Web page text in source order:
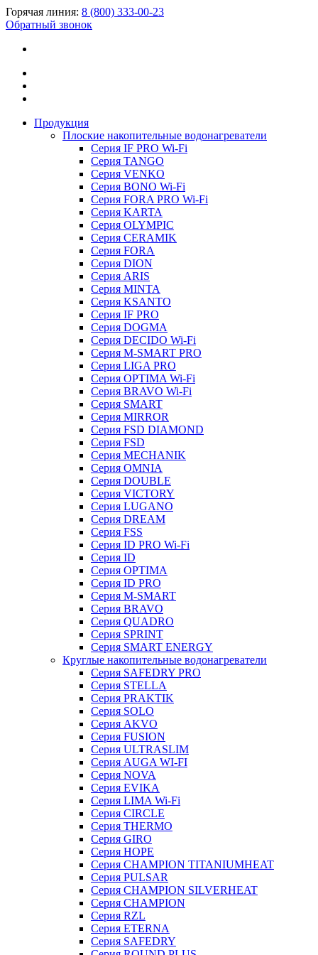
Горячая линия: 8 (800) 333-00-23
Обратный звонок
Продукция
Плоские накопительные водонагреватели
Серия IF PRO Wi-Fi
Серия TANGO
Серия VENKO
Серия BONO Wi-Fi
Серия FORA PRO Wi-Fi
Серия KARTA
Серия OLYMPIC
Серия CERAMIK
Серия FORA
Серия DION
Серия ARIS
Серия MINTA
Серия KSANTO
Серия IF PRO
Серия DOGMA
Серия DECIDO Wi-Fi
Серия M-SMART PRO
Серия LIGA PRO
Серия OPTIMA Wi-Fi
Серия BRAVO Wi-Fi
Серия SMART
Серия MIRROR
Серия FSD DIAMOND
Серия FSD
Серия MECHANIK
Серия OMNIA
Серия DOUBLE
Серия VICTORY
Серия LUGANO
Серия DREAM
Серия FSS
Серия ID PRO Wi-Fi
Серия ID
Серия OPTIMA
Серия ID PRO
Серия M-SMART
Серия BRAVO
Серия QUADRO
Серия SPRINT
Серия SMART ENERGY
Круглые накопительные водонагреватели
Серия SAFEDRY PRO
Серия STELLA
Серия PRAKTIK
Серия SOLO
Серия AKVO
Серия FUSION
Серия ULTRASLIM
Серия AUGA WI-FI
Серия NOVA
Серия EVIKA
Серия LIMA Wi-Fi
Серия CIRCLE
Серия THERMO
Серия GIRO
Серия HOPE
Серия CHAMPION TITANIUMHEAT
Серия PULSAR
Серия CHAMPION SILVERHEAT
Серия CHAMPION
Серия RZL
Серия ETERNA
Серия SAFEDRY